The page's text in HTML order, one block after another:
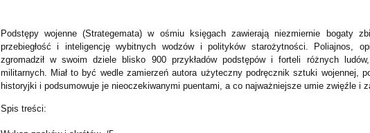
Podstępy wojenne (Strategemata) w ośmiu księgach zawierają niezmiernie bogaty
przebiegłość i inteligencję wybitnych wodzów i polityków starożytności. Poliajnos,
zgromadził w swoim dziele blisko 900 przykładów podstępów i forteli różnych
militarnych. Miał to być wedle zamierzeń autora użyteczny podręcznik sztuki wojennej,
historyjki i podsumowuje je nieoczekiwanymi puentami, a co najważniejsze umie zwięźle i
Spis treści: